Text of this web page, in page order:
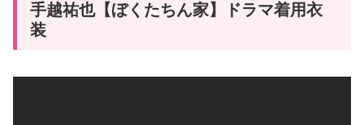
手越祐也【ぼくたちん家】ドラマ着用衣
装